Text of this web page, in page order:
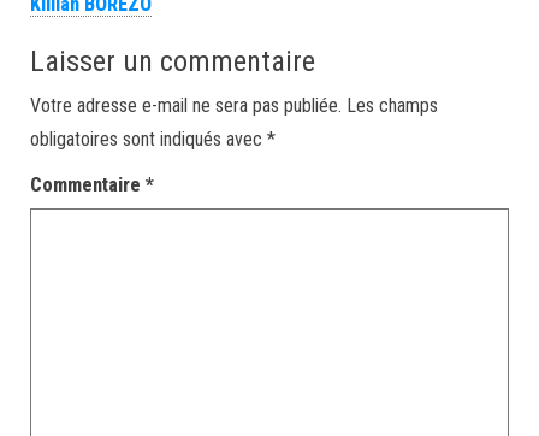
Laisser un commentaire
Votre adresse e-mail ne sera pas publiée. Les champs
obligatoires sont indiqués avec *
Commentaire *